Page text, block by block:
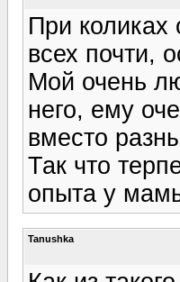
При
всех почти,
Мой очень
него, ему
вместо
Так что
опыта у
Tanushka